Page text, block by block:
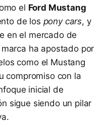
el Ford Mustang
de los pony cars, y
en el mercado de
ha apostado por
como el Mustang
compromiso con la
inicial de
sigue siendo un pilar